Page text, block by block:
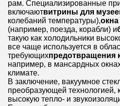
рам. Специализированные
включаютвитрины для
колебаний температуры),
(например, поезда, корабли) и
такую как холодильники
все чаще используется в
требующихпредотвращения
например, в мансардных
климате.
В заключение, вакуумное
преобразующей технологией,
высокую тепло- и